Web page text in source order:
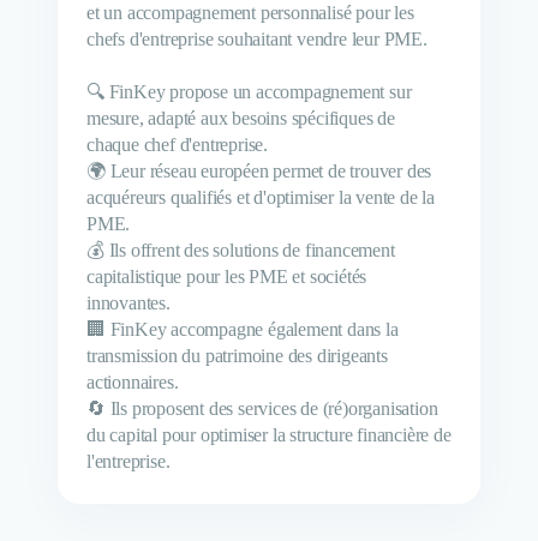
et un accompagnement personnalisé pour les
chefs d'entreprise souhaitant vendre leur PME.
🔍 FinKey propose un accompagnement sur
mesure, adapté aux besoins spécifiques de
chaque chef d'entreprise.
🌍 Leur réseau européen permet de trouver des
acquéreurs qualifiés et d'optimiser la vente de la
PME.
💰 Ils offrent des solutions de financement
capitalistique pour les PME et sociétés
innovantes.
🏢 FinKey accompagne également dans la
transmission du patrimoine des dirigeants
actionnaires.
🔄 Ils proposent des services de (ré)organisation
du capital pour optimiser la structure financière de
l'entreprise.